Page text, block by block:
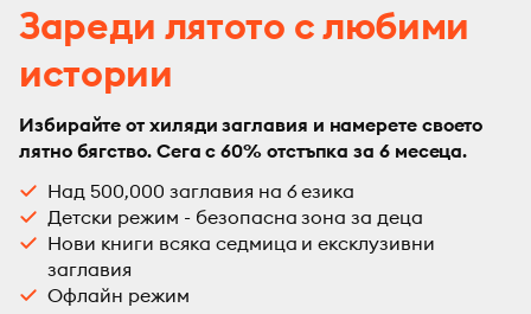
Зареди лятото с любими
истории
Избирайте от хиляди заглавия и намерете своето
лятно бягство. Сега с 60% отстъпка за 6 месеца.
Над 500,000 заглавия на 6 езика
Детски режим - безопасна зона за деца
Нови книги всяка седмица и ексклузивни
заглавия
Офлайн режим